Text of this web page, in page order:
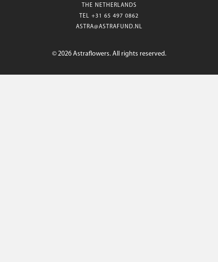
THE NETHERLANDS
TEL +31 65 497 0862
ASTRA@ASTRAFUND.NL
© 2026 Astraflowers. All rights reserved.